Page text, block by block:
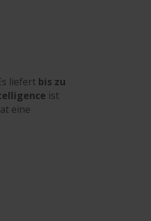
liefert bis zu
ist
eine